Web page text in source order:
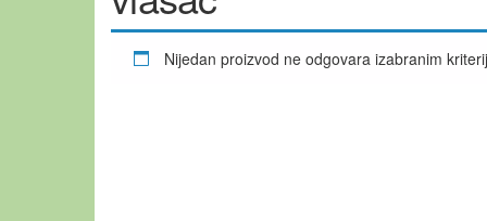
Nijedan proizvod ne odgovara izabranim